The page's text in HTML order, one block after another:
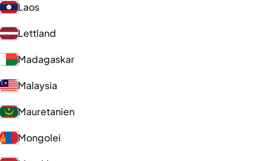
Laos
Lettland
Madagaskar
Malaysia
Mauretanien
Mongolei